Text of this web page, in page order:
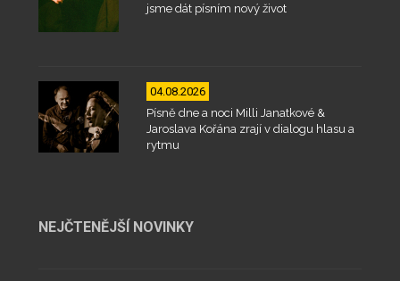
jsme dát písním nový život
04.08.2026
Písně dne a noci Milli Janatkové &
Jaroslava Kořána zrají v dialogu hlasu a
rytmu
NEJČTENĚJŠÍ NOVINKY